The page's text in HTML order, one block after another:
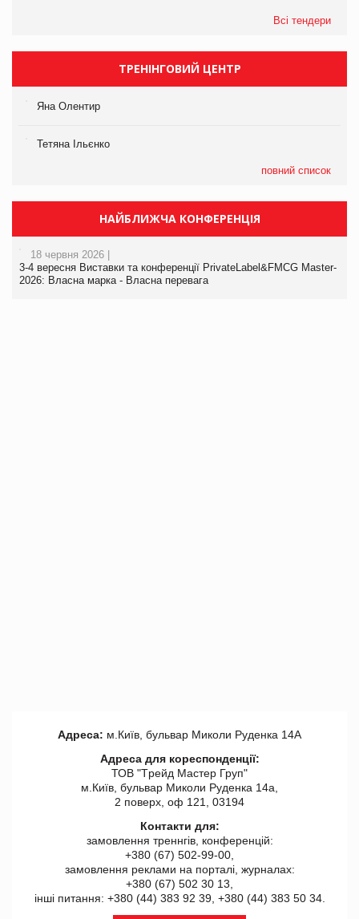
Всі тендери
ТРЕНІНГОВИЙ ЦЕНТР
Яна Олентир
Тетяна Ільєнко
повний список
НАЙБЛИЖЧА КОНФЕРЕНЦІЯ
18 червня 2026 |
3-4 вересня Виставки та конференції PrivateLabel&FMCG Master-
2026: Власна марка - Власна перевага
Адреса: м.Київ, бульвар Миколи Руденка 14А
Адреса для кореспонденції:
ТОВ "Tрейд Мастер Груп"
м.Київ, бульвар Миколи Руденка 14а,
2 поверх, оф 121, 03194
Контакти для:
замовлення треннгів, конференцій:
+380 (67) 502-99-00,
замовлення реклами на порталі, журналах:
+380 (67) 502 30 13,
інші питання: +380 (44) 383 92 39, +380 (44) 383 50 34.